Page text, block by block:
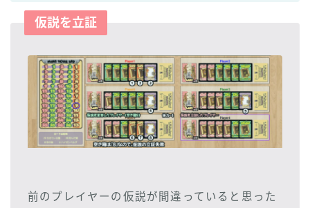
仮説を立証
前のプレイヤーの仮説が間違っていると思った